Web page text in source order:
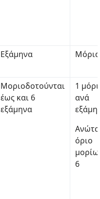
Εξάμηνα Μόρια
Μοριοδοτούνται
έως και 6
εξάμηνα
1
ανά
όριο
6